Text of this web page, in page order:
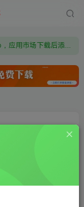
需要什么游戏请联系客服，若链接失效请联系客服，百度网盘边上的激活码也是解压密码
由于微信被封，沟通工具使用最群app，应用市场下载后添加好友：Y9FA49 以后用最群交流解决问题。不再使用微信！